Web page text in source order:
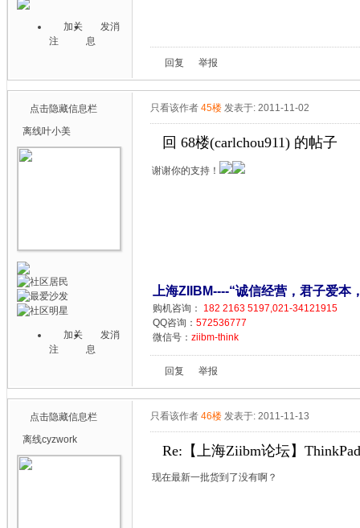
加关
注
发消
息
回复 举报
点击隐藏信息栏
离线叶小美
加关
注
发消
息
只看该作者 45楼 发表于: 2011-11-02
回 68楼(carlchou911) 的帖子
谢谢你的支持！
上海ZIIBM----“诚信经营，君子爱本
购机咨询：
182 2163 5197,021-34121915
QQ咨询： 572536777
微信号： ziibm-think
回复 举报
点击隐藏信息栏
离线cyzwork
只看该作者 46楼 发表于: 2011-11-13
Re:【上海Ziibm论坛】
现在最新一批货到了没有啊？